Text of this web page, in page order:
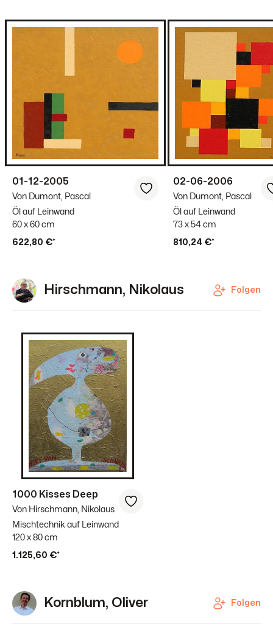
01-12-2005
Von Dumont, Pascal
Öl auf Leinwand
60 x 60 cm
622,80 €*
02-06-2006
Von Dumont, Pascal
Öl auf Leinwand
73 x 54 cm
810,24 €*
Hirschmann, Nikolaus Folgen
1000 Kisses Deep
Von Hirschmann, Nikolaus
Mischtechnik auf Leinwand
120 x 80 cm
1.125,60 €*
Kornblum, Oliver Folgen